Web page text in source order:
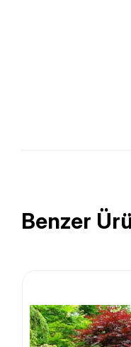
Benzer